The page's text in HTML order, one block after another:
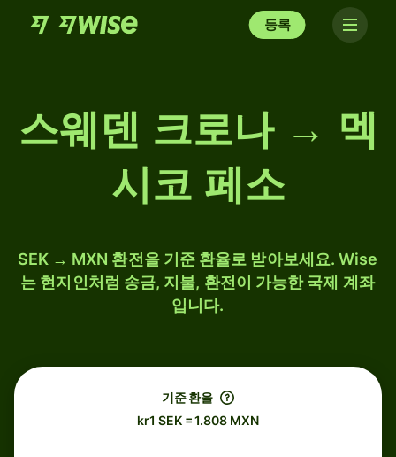
등록
스웨덴 크로나 → 멕
시코 페소
SEK → MXN 환전을 기준 환율로 받아보세요. Wise
는 현지인처럼 송금, 지불, 환전이 가능한 국제 계좌
입니다.
기준 환율
kr1 SEK = 1.808 MXN